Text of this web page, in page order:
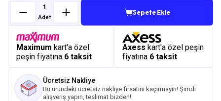
Adet
Sepete Ekle
Maximum kart'a özel
peşin fiyatına 6 taksit
Axess kart'a özel peşin
fiyatına 6 taksit
Ücretsiz Nakliye
Bu üründeki ücretsiz nakliye fırsatını kaçırmayın! Şimdi
alışveriş yapın, teslimat bizden!